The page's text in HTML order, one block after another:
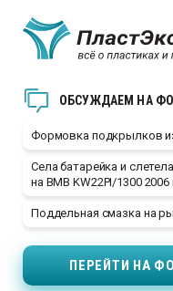
ОБСУЖДАЕМ НА
Формовка подкрылков
Села батарейка и
на BMB KW22PI/1300 2006
Поддельная смазка на
ПЕРЕЙТИ НА